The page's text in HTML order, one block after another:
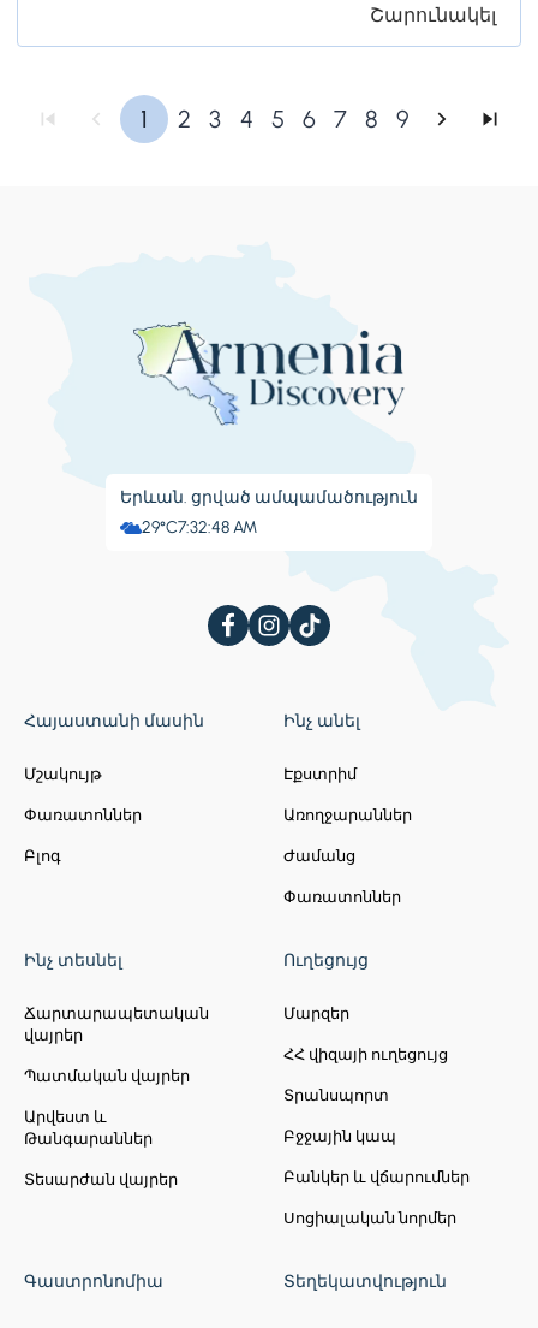
Շարունակել
1 2 3 4 5 6 7 8 9
Երևան. ցրված ամպամածություն
29°C7:32:49 AM
Հայաստանի մասին
Մշակույթ
Փառատոններ
Բլոգ
Ինչ անել
Էքստրիմ
Առողջարաններ
Ժամանց
Փառատոններ
Ինչ տեսնել
Ճարտարապետական
վայրեր
Պատմական վայրեր
Արվեստ և
Թանգարաններ
Տեսարժան վայրեր
Ուղեցույց
Մարզեր
ՀՀ վիզայի ուղեցույց
Տրանսպորտ
Բջջային կապ
Բանկեր և վճարումներ
Սոցիալական նորմեր
Գաստրոնոմիա Տեղեկատվություն